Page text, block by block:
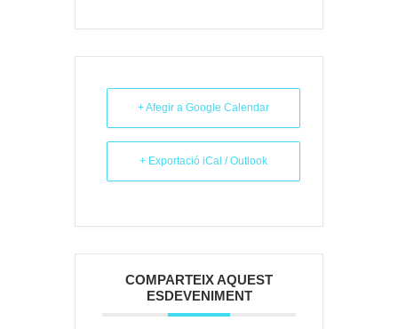
+ Afegir a Google Calendar
+ Exportació iCal / Outlook
COMPARTEIX AQUEST
ESDEVENIMENT